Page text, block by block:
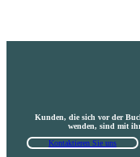
Kunden, die sich vor der
wenden, sind mit
Kontaktieren Sie uns